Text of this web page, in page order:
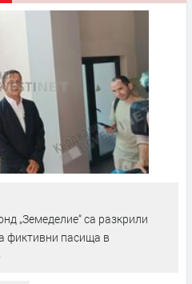
„Земеделие“ са разкрили
фиктивни пасища в